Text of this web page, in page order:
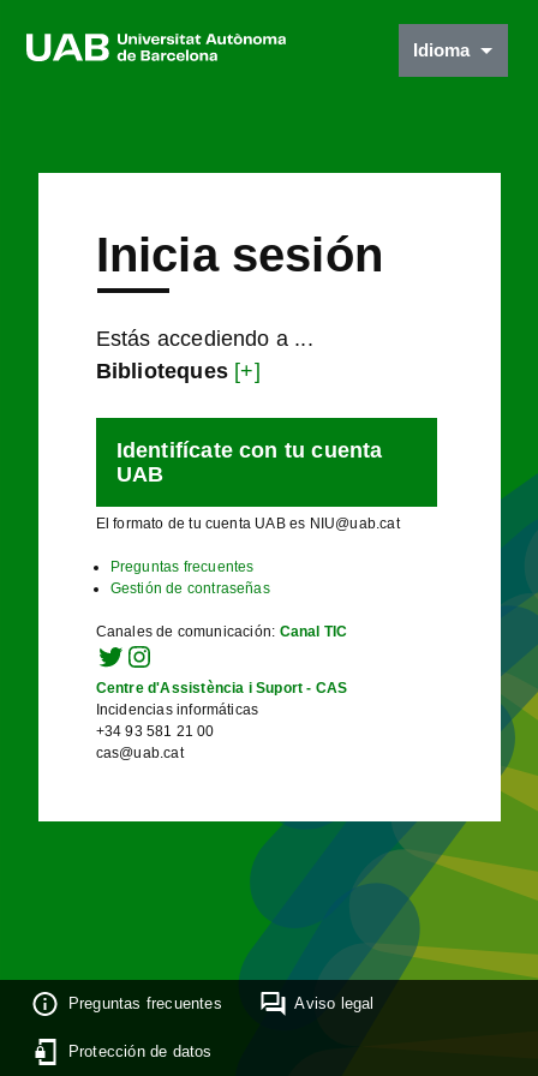
Idioma
Inicia sesión
Estás accediendo a ...
Biblioteques [+]
Identifícate con tu cuenta
UAB
El formato de tu cuenta UAB es NIU@uab.cat
Preguntas frecuentes
Gestión de contraseñas
Canales de comunicación: Canal TIC
Centre d'Assistència i Suport - CAS
Incidencias informáticas
+34 93 581 21 00
cas@uab.cat
Preguntas frecuentes Aviso legal
Protección de datos